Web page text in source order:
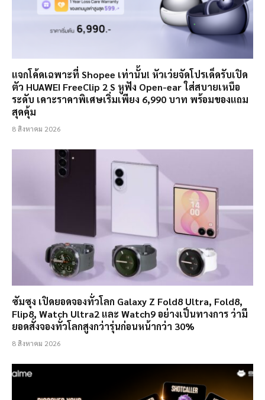
แจกโค้ดเฉพาะที่ Shopee เท่านั้น! หัวเว่ยจัดโปรเด็ดรับเปิด
ตัว HUAWEI FreeClip 2 S หูฟัง Open-ear ใส่สบายเหนือ
ระดับ เคาะราคาพิเศษเริ่มเพียง 6,990 บาท พร้อมของแถม
สุดคุ้ม
8 สิงหาคม 2026
ซัมซุง เปิดยอดจองทั่วโลก Galaxy Z Fold8 Ultra, Fold8,
Flip8, Watch Ultra2 และ Watch9 อย่างเป็นทางการ ว่ามี
ยอดสั่งจองทั่วโลกสูงกว่ารุ่นก่อนหน้ากว่า 30%
8 สิงหาคม 2026